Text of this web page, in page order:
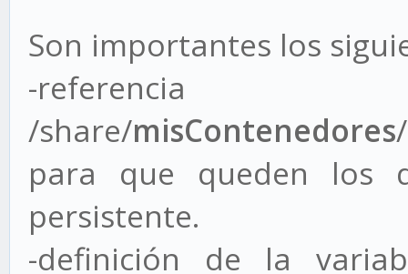
Son importantes los
-
/share/misContenedores
para que queden los
persistente.
-definición de la